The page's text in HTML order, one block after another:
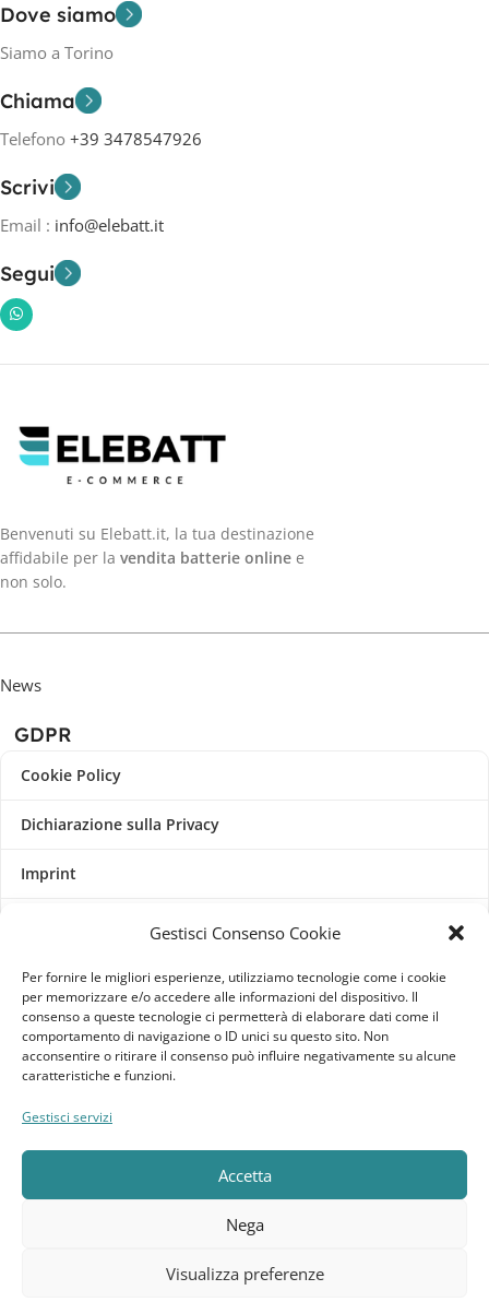
Gestisci Consenso Cookie
Per fornire le migliori esperienze, utilizziamo tecnologie come i cookie
per memorizzare e/o accedere alle informazioni del dispositivo. Il
consenso a queste tecnologie ci permetterà di elaborare dati come il
comportamento di navigazione o ID unici su questo sito. Non
acconsentire o ritirare il consenso può influire negativamente su alcune
caratteristiche e funzioni.
Gestisci servizi
Accetta
Nega
Visualizza preferenze
Dove siamo
Siamo a Torino
Chiama
Telefono +39 3478547926
Scrivi
Email : info@elebatt.it
Segui
Benvenuti su Elebatt.it, la tua destinazione
affidabile per la vendita batterie online e
non solo.
News
GDPR
Cookie Policy
Dichiarazione sulla Privacy
Imprint
Termini e Condizioni
Disconoscimento
Pagine Dedicate
Raffrescatori Evaporativi Industriali